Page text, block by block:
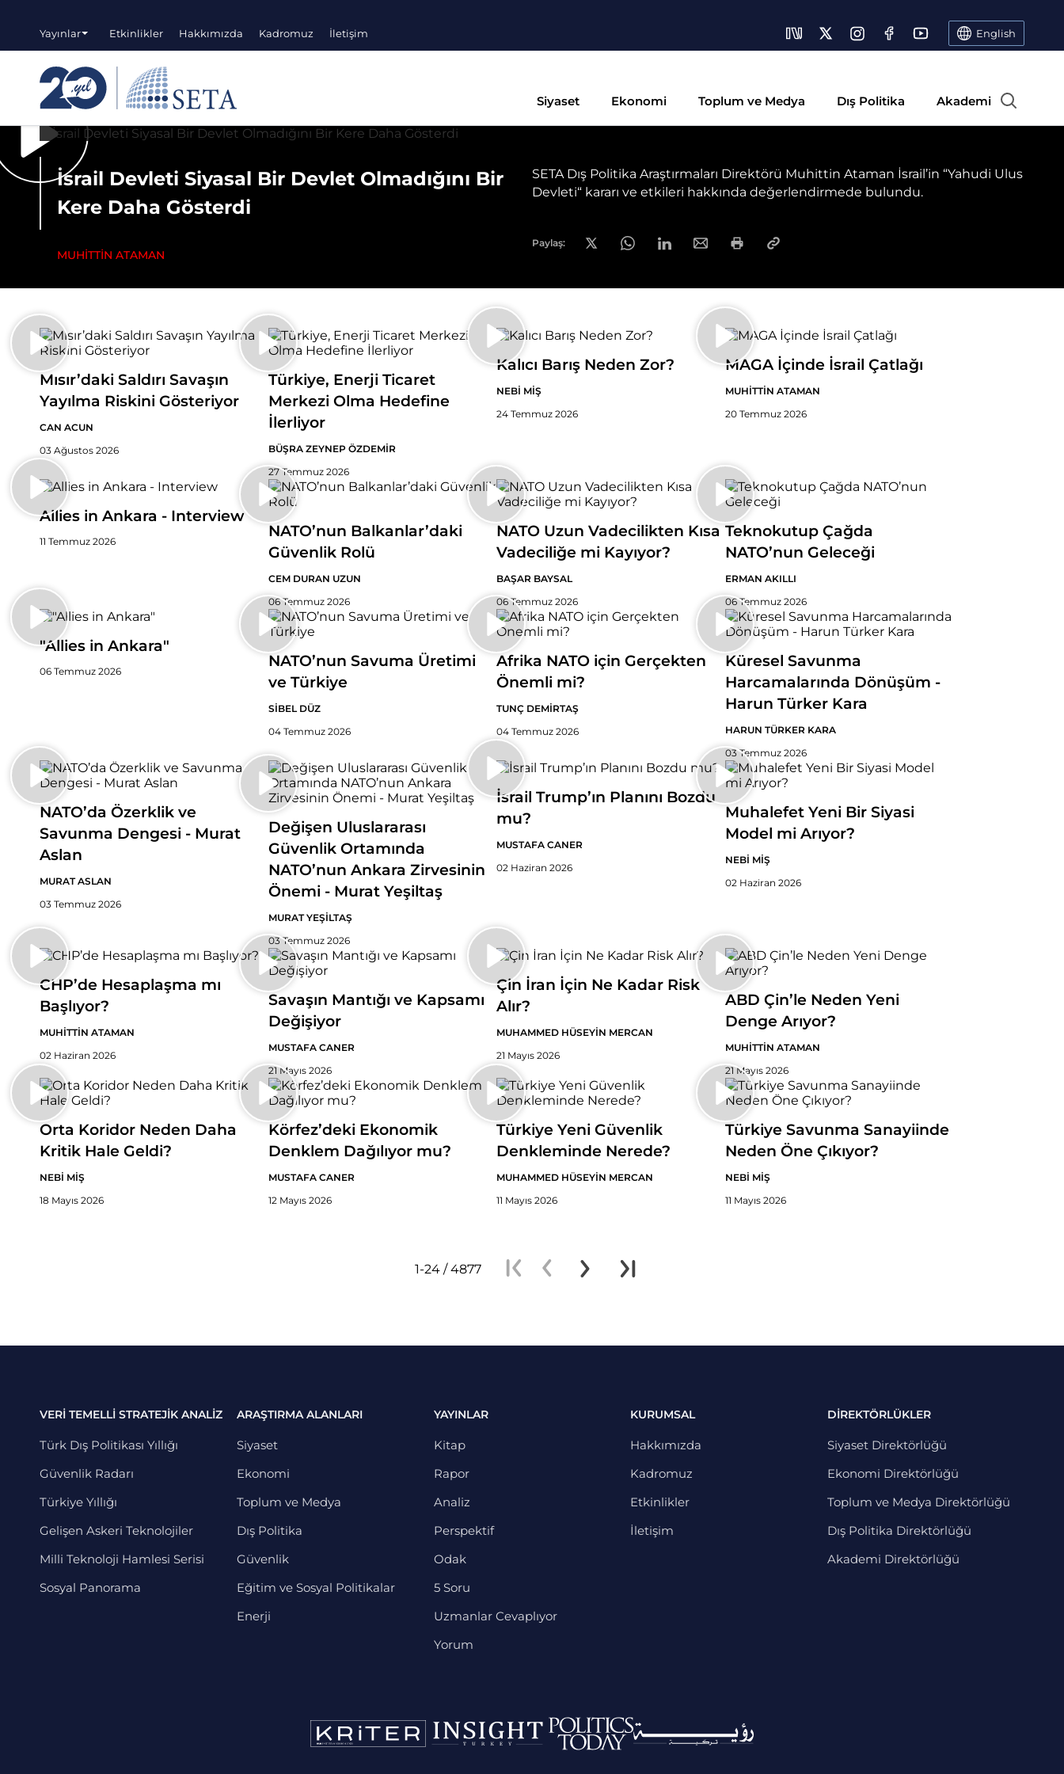
Yayınlar Etkinlikler Hakkımızda Kadromuz İletişim English
Siyaset Ekonomi Toplum ve Medya Dış Politika Akademi
İsrail Devleti Siyasal Bir Devlet Olmadığını Bir
Kere Daha Gösterdi
MUHİTTİN ATAMAN
SETA Dış Politika Araştırmaları Direktörü Muhittin Ataman İsrail’in “Yahudi Ulus
Devleti“ kararı ve etkileri hakkında değerlendirmede bulundu.
Paylaş:
Mısır’daki Saldırı Savaşın
Yayılma Riskini Gösteriyor
CAN ACUN
03 Ağustos 2026
Türkiye, Enerji Ticaret
Merkezi Olma Hedefine
İlerliyor
BÜŞRA ZEYNEP ÖZDEMİR
27 Temmuz 2026
Kalıcı Barış Neden Zor?
NEBİ MİŞ
24 Temmuz 2026
MAGA İçinde İsrail Çatlağı
MUHİTTİN ATAMAN
20 Temmuz 2026
Allies in Ankara - Interview
11 Temmuz 2026
NATO’nun Balkanlar’daki
Güvenlik Rolü
CEM DURAN UZUN
06 Temmuz 2026
NATO Uzun Vadecilikten Kısa
Vadeciliğe mi Kayıyor?
BAŞAR BAYSAL
06 Temmuz 2026
Teknokutup Çağda
NATO’nun Geleceği
ERMAN AKILLI
06 Temmuz 2026
"Allies in Ankara"
06 Temmuz 2026
NATO’nun Savuma Üretimi
ve Türkiye
SİBEL DÜZ
04 Temmuz 2026
Afrika NATO için Gerçekten
Önemli mi?
TUNÇ DEMİRTAŞ
04 Temmuz 2026
Küresel Savunma
Harcamalarında Dönüşüm -
Harun Türker Kara
HARUN TÜRKER KARA
03 Temmuz 2026
NATO’da Özerklik ve
Savunma Dengesi - Murat
Aslan
MURAT ASLAN
03 Temmuz 2026
Değişen Uluslararası
Güvenlik Ortamında
NATO’nun Ankara Zirvesinin
Önemi - Murat Yeşiltaş
MURAT YEŞİLTAŞ
03 Temmuz 2026
İsrail Trump’ın Planını Bozdu
mu?
MUSTAFA CANER
02 Haziran 2026
Muhalefet Yeni Bir Siyasi
Model mi Arıyor?
NEBİ MİŞ
02 Haziran 2026
CHP’de Hesaplaşma mı
Başlıyor?
MUHİTTİN ATAMAN
02 Haziran 2026
Savaşın Mantığı ve Kapsamı
Değişiyor
MUSTAFA CANER
21 Mayıs 2026
Çin İran İçin Ne Kadar Risk
Alır?
MUHAMMED HÜSEYİN MERCAN
21 Mayıs 2026
ABD Çin’le Neden Yeni
Denge Arıyor?
MUHİTTİN ATAMAN
21 Mayıs 2026
Orta Koridor Neden Daha
Kritik Hale Geldi?
NEBİ MİŞ
18 Mayıs 2026
Körfez’deki Ekonomik
Denklem Dağılıyor mu?
MUSTAFA CANER
12 Mayıs 2026
Türkiye Yeni Güvenlik
Denkleminde Nerede?
MUHAMMED HÜSEYİN MERCAN
11 Mayıs 2026
Türkiye Savunma Sanayiinde
Neden Öne Çıkıyor?
NEBİ MİŞ
11 Mayıs 2026
1-24 / 4877
VERİ TEMELLİ STRATEJİK ANALİZ
Türk Dış Politikası Yıllığı
Güvenlik Radarı
Türkiye Yıllığı
Gelişen Askeri Teknolojiler
Milli Teknoloji Hamlesi Serisi
Sosyal Panorama
ARAŞTIRMA ALANLARI
Siyaset
Ekonomi
Toplum ve Medya
Dış Politika
Güvenlik
Eğitim ve Sosyal Politikalar
Enerji
YAYINLAR
Kitap
Rapor
Analiz
Perspektif
Odak
5 Soru
Uzmanlar Cevaplıyor
Yorum
KURUMSAL
Hakkımızda
Kadromuz
Etkinlikler
İletişim
DİREKTÖRLÜKLER
Siyaset Direktörlüğü
Ekonomi Direktörlüğü
Toplum ve Medya Direktörlüğü
Dış Politika Direktörlüğü
Akademi Direktörlüğü